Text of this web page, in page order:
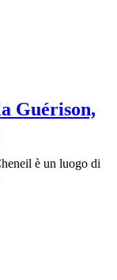
Guérison,
è un luogo di